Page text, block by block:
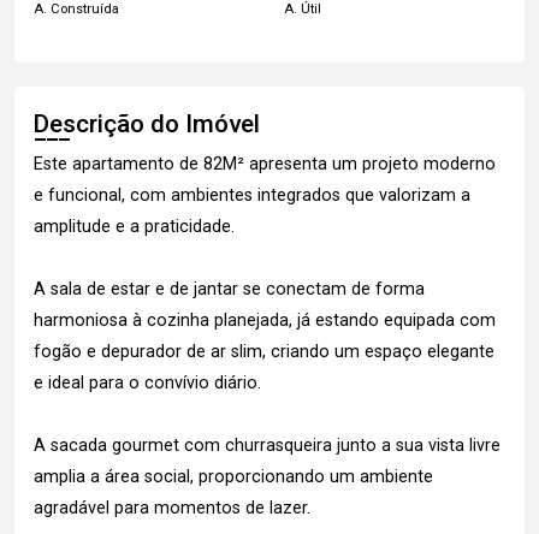
A. Construída A. Útil
Descrição do Imóvel
Este apartamento de 82M² apresenta um projeto moderno
e funcional, com ambientes integrados que valorizam a
amplitude e a praticidade.
A sala de estar e de jantar se conectam de forma
harmoniosa à cozinha planejada, já estando equipada com
fogão e depurador de ar slim, criando um espaço elegante
e ideal para o convívio diário.
A sacada gourmet com churrasqueira junto a sua vista livre
amplia a área social, proporcionando um ambiente
agradável para momentos de lazer.